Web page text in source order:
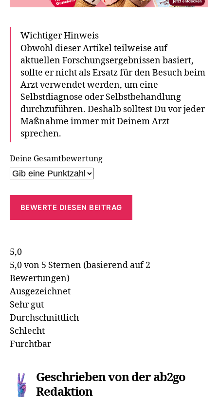
Wichtiger Hinweis
Obwohl dieser Artikel teilweise auf
aktuellen Forschungsergebnissen basiert,
sollte er nicht als Ersatz für den Besuch beim
Arzt verwendet werden, um eine
Selbstdiagnose oder Selbstbehandlung
durchzuführen. Deshalb solltest Du vor jeder
Maßnahme immer mit Deinem Arzt
sprechen.
Deine Gesamtbewertung
BEWERTE DIESEN BEITRAG
5,0
5,0 von 5 Sternen (basierend auf 2
Bewertungen)
Ausgezeichnet
Sehr gut
Durchschnittlich
Schlecht
Furchtbar
Geschrieben von der ab2go
Redaktion